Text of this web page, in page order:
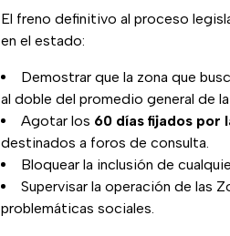
El freno definitivo al proceso
en el estado:
Demostrar que la zona que
al doble del promedio general de
Agotar los 60 días fijados por
destinados a foros de consulta.
Bloquear la inclusión de
Supervisar la operación de las
problemáticas sociales.